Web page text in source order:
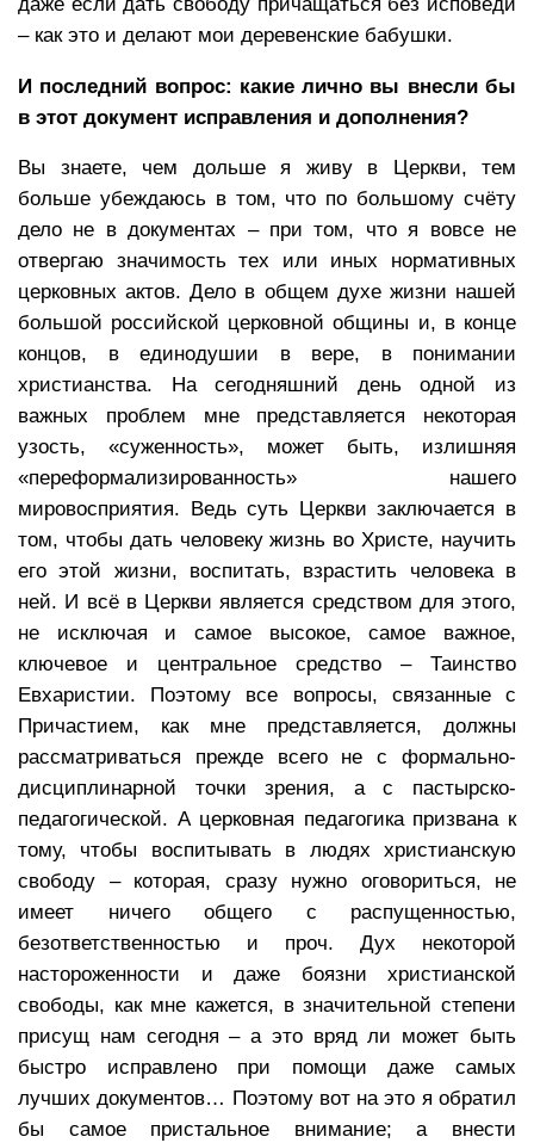
– как это и делают мои деревенские бабушки.
И последний вопрос: какие лично вы внесли бы
в этот документ исправления и дополнения?
Вы знаете, чем дольше я живу в Церкви, тем
больше убеждаюсь в том, что по большому счёту
дело не в документах – при том, что я вовсе не
отвергаю значимость тех или иных нормативных
церковных актов. Дело в общем духе жизни нашей
большой российской церковной общины и, в конце
концов, в единодушии в вере, в понимании
христианства. На сегодняшний день одной из
важных проблем мне представляется некоторая
узость, «суженность», может быть, излишняя
«переформализированность» нашего
мировосприятия. Ведь суть Церкви заключается в
том, чтобы дать человеку жизнь во Христе, научить
его этой жизни, воспитать, взрастить человека в
ней. И всё в Церкви является средством для этого,
не исключая и самое высокое, самое важное,
ключевое и центральное средство – Таинство
Евхаристии. Поэтому все вопросы, связанные с
Причастием, как мне представляется, должны
рассматриваться прежде всего не с формально-
дисциплинарной точки зрения, а с пастырско-
педагогической. А церковная педагогика призвана к
тому, чтобы воспитывать в людях христианскую
свободу – которая, сразу нужно оговориться, не
имеет ничего общего с распущенностью,
безответственностью и проч. Дух некоторой
настороженности и даже боязни христианской
свободы, как мне кажется, в значительной степени
присущ нам сегодня – а это вряд ли может быть
быстро исправлено при помощи даже самых
лучших документов… Поэтому вот на это я обратил
бы самое пристальное внимание; а внести